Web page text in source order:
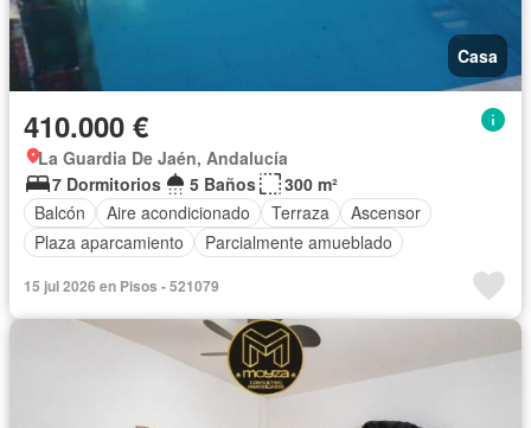
Casa
410.000 €
La Guardia De Jaén, Andalucía
7 Dormitorios
5 Baños
300 m²
Balcón
Aire acondicionado Terraza
Ascensor
Plaza aparcamiento
Parcialmente amueblado
15 jul 2026 en Pisos - 521079